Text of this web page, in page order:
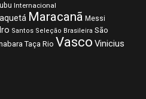
Internacional
Maracanã Messi
Santos Seleção Brasileira São
Taça Rio Vasco Vinicius